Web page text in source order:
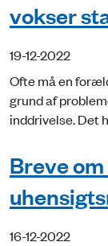
vokser
19-12-2022
Ofte må en
grund af
inddrivelse. Det
Breve
16-12-2022